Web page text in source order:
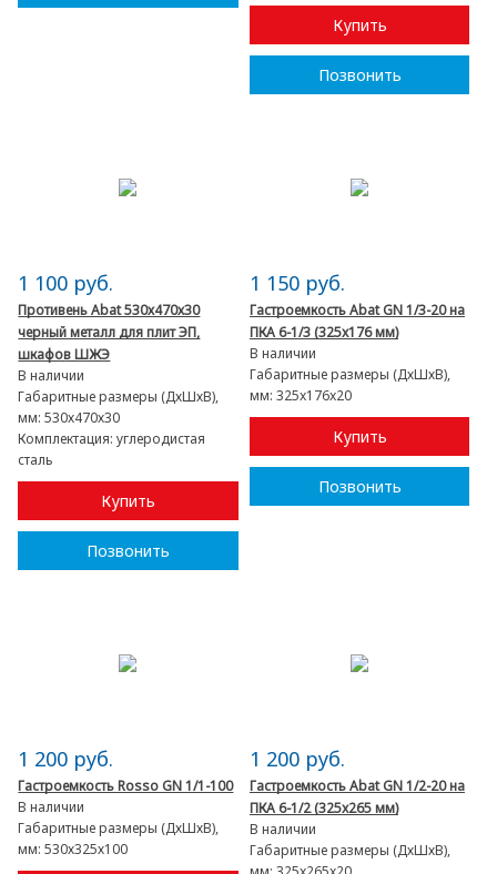
Купить
Позвонить
1 100 руб.
Противень Abat 530х470х30
черный металл для плит ЭП,
шкафов ШЖЭ
В наличии
Габаритные размеры (ДхШхВ),
мм:530х470х30
Комплектация:углеродистая
сталь
Купить
Позвонить
1 150 руб.
Гастроемкость Abat GN 1/3-20 на
ПКА 6-1/3 (325x176 мм)
В наличии
Габаритные размеры (ДхШхВ),
мм: 325x176x20
Купить
Позвонить
1 200 руб.
Гастроемкость Rosso GN 1/1-100
В наличии
Габаритные размеры (ДхШхВ),
мм:530х325х100
1 200 руб.
Гастроемкость Abat GN 1/2-20 на
ПКА 6-1/2 (325x265 мм)
В наличии
Габаритные размеры (ДхШхВ),